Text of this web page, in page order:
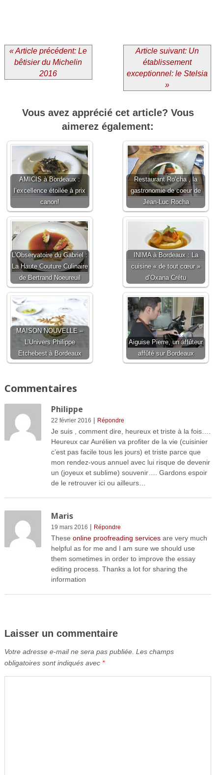
« Article précédent: Le
bêtisier du Michelin
2016
Article suivant: Un
établissement
exceptionnel: le Stelsia
»
Vous avez apprécié cet article? Vous
aimerez également:
AMICIS à Bordeaux :
l’excellence étoilée à prix
canon!
Restaurant Ro’cha , la
gastronomie de coeur de
Jean-Luc Rocha
L’Observatoire du Gabriel :
La Haute Couture Culinaire
de Bertrand Noeureuil
INIMA à Bordeaux : La
cuisine « de tout cœur »
d’Oxana Crétu
MAISON NOUVELLE –
L’Univers Philippe
Etchebest à Bordeaux
Aiguise Pierre, un affûteur
affûté sur Bordeaux
Commentaires
Philippe
22 février 2016 | Répondre
Je suis , comment dire, heureux et triste à la fois….
Heureux car Aurélien va profiter de la vie (cuisinier
c’est pas facile tous les jours) et triste parce que
mon rendez-vous annuel avec lui risque de devenir
un (joyeux et sublime) souvenir…. Gardons espoir
de le retrouver ici ou ailleurs…
Maris
19 mars 2016 | Répondre
These online proofreading servicesare very much
helpful as for me and I am sure we should use
them sometimes in order to improve the essay
editing process. Thanks a lot for sharing the
information
Laisser un commentaire
Votre adresse e-mail ne sera pas publiée. Les champs
obligatoires sont indiqués avec *